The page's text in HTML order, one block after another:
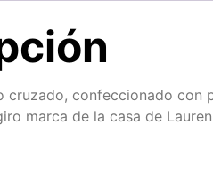
cruzado, confeccionado
marca de la casa de